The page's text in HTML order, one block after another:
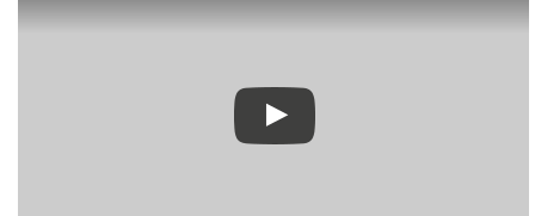
Dieses Video auf YouTube ansehen